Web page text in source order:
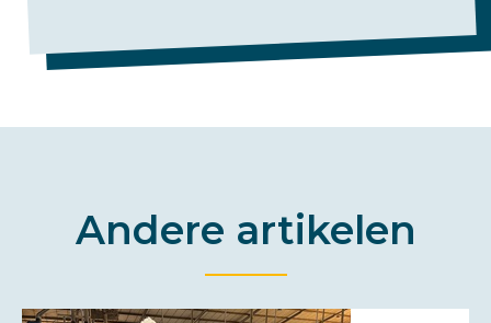
Andere artikelen